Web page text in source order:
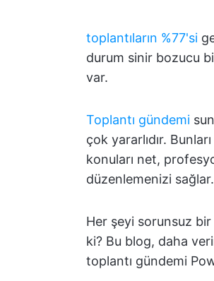
toplantıların %77'si
durum sinir bozucu
var.
Toplantı gündemi
çok yararlıdır.
konuları net,
düzenlemenizi
Her şeyi sorunsuz
ki? Bu blog, daha
toplantı gündemi